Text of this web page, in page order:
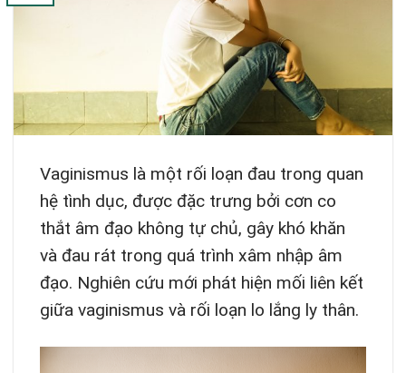
Vaginismus là một rối loạn đau trong quan
hệ tình dục, được đặc trưng bởi cơn co
thắt âm đạo không tự chủ, gây khó khăn
và đau rát trong quá trình xâm nhập âm
đạo. Nghiên cứu mới phát hiện mối liên kết
giữa vaginismus và rối loạn lo lắng ly thân.